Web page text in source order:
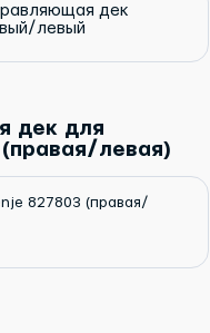
дек
левый
дек для
левая)
827803 (правая/